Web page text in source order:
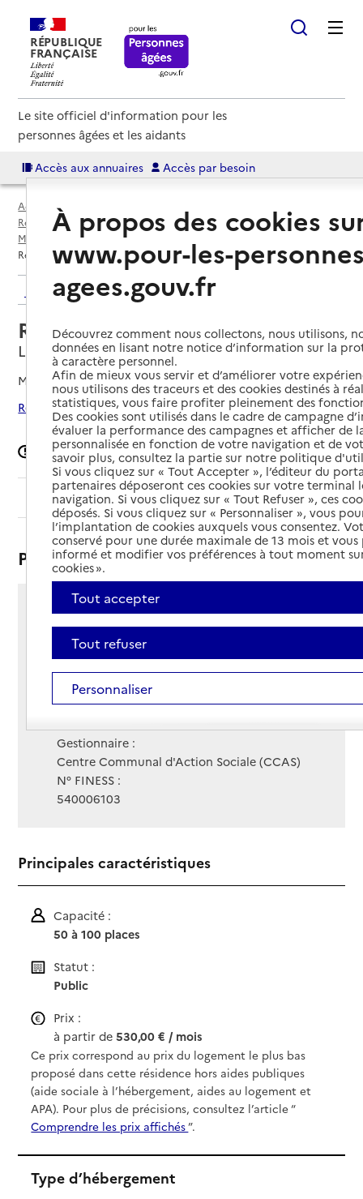
RÉPUBLIQUE
FRANÇAISE
Le site officiel d'information pour les
personnes âgées et les aidants
Accès aux annuaires Accès par besoin
Accueil
Résidences autonomie par département
Meurthe-et-Moselle (54)
Résidence autonomie Boffrand
Retour aux résultats de l'annuaire
Résidence autonomie Boffrand
Lunéville, MEURTHE-ET-MOSELLE
Mis à jour le07/05/2025
Rechercher les établissements autour de Lunéville
Signaler une erreur
Sommaire
Présentation
Rue Germain Boffrand
54300 - Lunéville
Voir itinéraire
Téléphone :
03 83 74 26 80
Contact
Contact
Gestionnaire :
Centre Communal d'Action Sociale (CCAS)
N° FINESS :
540006103
Principales caractéristiques
Capacité :
50 à 100 places
Statut :
Public
Prix :
à partir de530,00 € / mois
Ce prix correspond au prix du logement le plus bas
proposé dans cette résidence hors aides publiques
(aide sociale à l’hébergement, aides au logement et
APA). Pour plus de précisions, consultez l’article “
Comprendre les prix affichés”.
Type d’hébergement
À propos des cookies
www.pour-les-
agees.gouv.fr
Découvrez comment nous collectons, nous utilisons,
données en lisant notre notice d’information sur la
à caractère personnel.
Afin de mieux vous servir et d’améliorer votre
nous utilisons des traceurs et des cookies destinés à
statistiques, vous faire profiter pleinement des
Des cookies sont utilisés dans le cadre de campagne
évaluer la performance des campagnes et afficher de
personnalisée en fonction de votre navigation et de
savoir plus, consultez la partie sur notre politique
Si vous cliquez sur « Tout Accepter », l’éditeur du
partenaires déposeront ces cookies sur votre terminal
navigation. Si vous cliquez sur « Tout Refuser », ces
déposés. Si vous cliquez sur « Personnaliser », vous
l’implantation de cookies auxquels vous consentez.
conservé pour une durée maximale de 13 mois et
informé et modifier vos préférences à tout moment
cookies ».
Tout accepter
Tout refuser
Personnaliser